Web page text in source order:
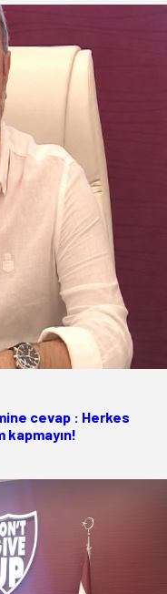
cevap : Herkes
kapmayın!